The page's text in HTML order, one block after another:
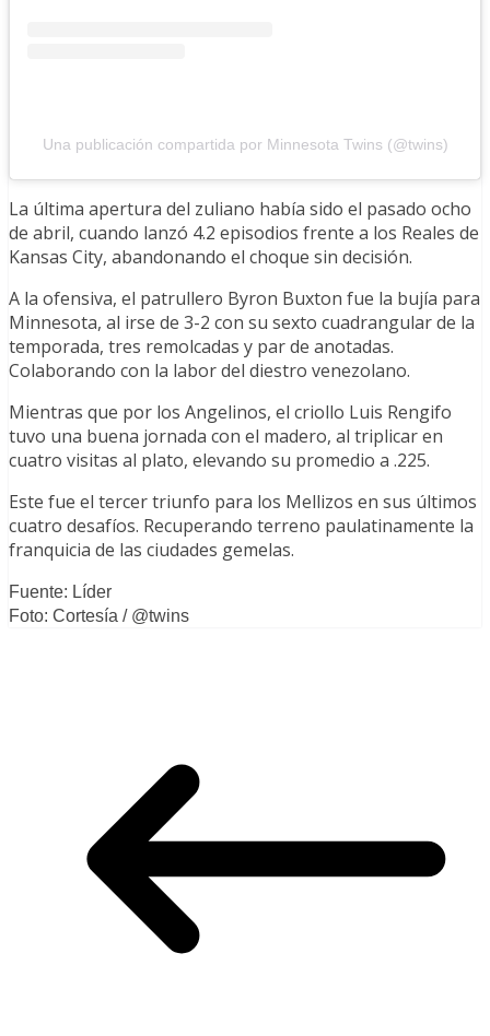
Una publicación compartida por Minnesota Twins (@twins)
La última apertura del zuliano había sido el pasado ocho
de abril, cuando lanzó 4.2 episodios frente a los Reales de
Kansas City, abandonando el choque sin decisión.
A la ofensiva, el patrullero Byron Buxton fue la bujía para
Minnesota, al irse de 3-2 con su sexto cuadrangular de la
temporada, tres remolcadas y par de anotadas.
Colaborando con la labor del diestro venezolano.
Mientras que por los Angelinos, el criollo Luis Rengifo
tuvo una buena jornada con el madero, al triplicar en
cuatro visitas al plato, elevando su promedio a .225.
Este fue el tercer triunfo para los Mellizos en sus últimos
cuatro desafíos. Recuperando terreno paulatinamente la
franquicia de las ciudades gemelas.
Fuente: Líder
Foto: Cortesía / @twins